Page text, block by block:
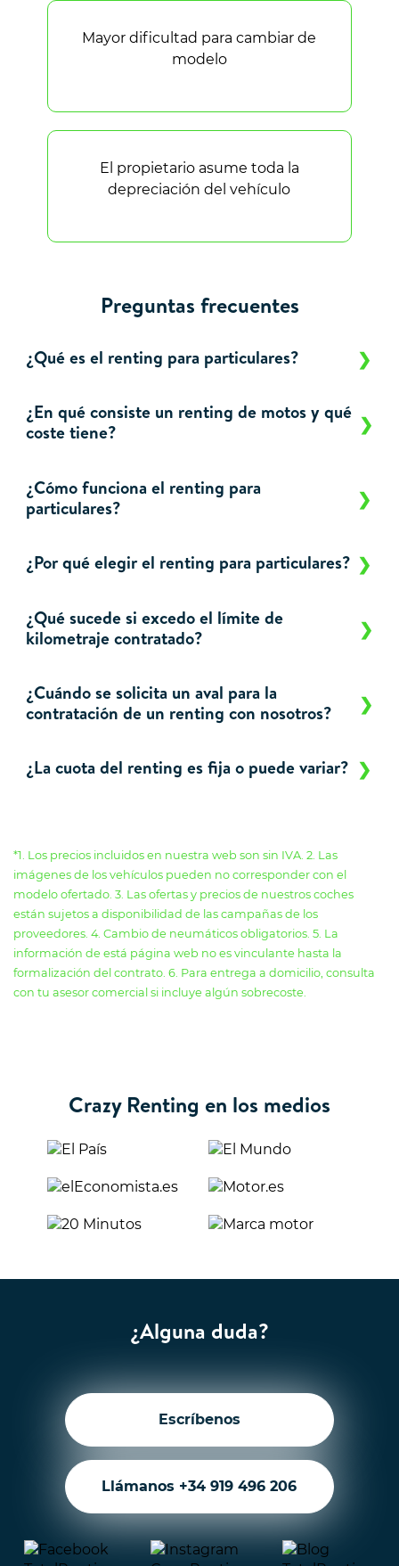
Mayor dificultad para cambiar de
modelo
El propietario asume toda la
depreciación del vehículo
Preguntas frecuentes
¿Qué es el renting para particulares?
¿En qué consiste un renting de motos y qué
coste tiene?
¿Cómo funciona el renting para
particulares?
¿Por qué elegir el renting para particulares?
¿Qué sucede si excedo el límite de
kilometraje contratado?
¿Cuándo se solicita un aval para la
contratación de un renting con nosotros?
¿La cuota del renting es fija o puede variar?
*1. Los precios incluidos en nuestra web son sin IVA. 2. Las
imágenes de los vehículos pueden no corresponder con el
modelo ofertado. 3. Las ofertas y precios de nuestros coches
están sujetos a disponibilidad de las campañas de los
proveedores. 4. Cambio de neumáticos obligatorios. 5. La
información de está página web no es vinculante hasta la
formalización del contrato. 6. Para entrega a domicilio, consulta
con tu asesor comercial si incluye algún sobrecoste.
Crazy Renting en los medios
¿Alguna duda?
Escríbenos
Llámanos +34 919 496 206